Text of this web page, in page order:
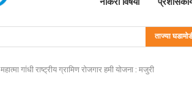
ताज्या
महात्मा गांधी राष्ट्रीय ग्रामिण रोजगार हमी योजना : मजुरी